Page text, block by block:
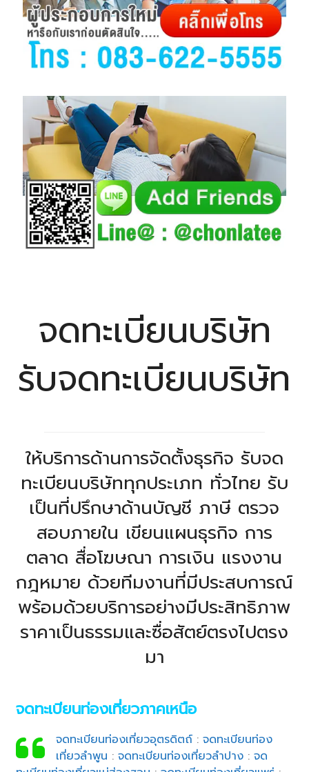
จดทะเบียนบริษัท
รับจดทะเบียนบริษัท
ให้บริการด้านการจัดตั้งธุรกิจ รับจด
ทะเบียนบริษัททุกประเภท ทั่วไทย รับ
เป็นที่ปรึกษาด้านบัญชี ภาษี ตรวจ
สอบภายใน เขียนแผนธุรกิจ การ
ตลาด สื่อโฆษณา การเงิน แรงงาน
กฎหมาย ด้วยทีมงานที่มีประสบการณ์
พร้อมด้วยบริการอย่างมีประสิทธิภาพ
ราคาเป็นธรรมและซื่อสัตย์ตรงไปตรง
มา
จดทะเบียนท่องเที่ยวภาคเหนือ
จดทะเบียนท่องเที่ยวอุตรดิตถ์: จดทะเบียนท่อง
เที่ยวลำพูน : จดทะเบียนท่องเที่ยวลำปาง: จด